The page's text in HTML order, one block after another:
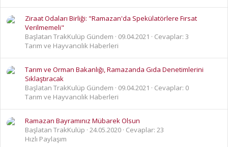
Ziraat Odaları Birliği: "Ramazan'da Spekülatörlere Fırsat
Verilmemeli"
Başlatan TrakKulüp Gündem
09.04.2021
Cevaplar: 3
Tarım ve Hayvancılık Haberleri
Tarım ve Orman Bakanlığı, Ramazanda Gıda Denetimlerini
Sıklaştıracak
Başlatan TrakKulüp Gündem
09.04.2021
Cevaplar: 0
Tarım ve Hayvancılık Haberleri
Ramazan Bayramınız Mübarek Olsun
Başlatan TrakKulüp 24.05.2020 Cevaplar: 23
Hızlı Paylaşım